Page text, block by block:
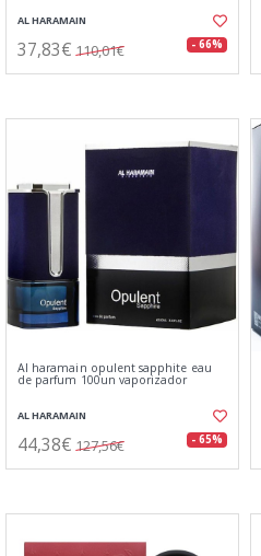
AL HARAMAIN
37,83€ 110,01€ - 66%
Al haramain opulent sapphite eau
de parfum 100un vaporizador
AL HARAMAIN
44,38€ 127,56€ - 65%